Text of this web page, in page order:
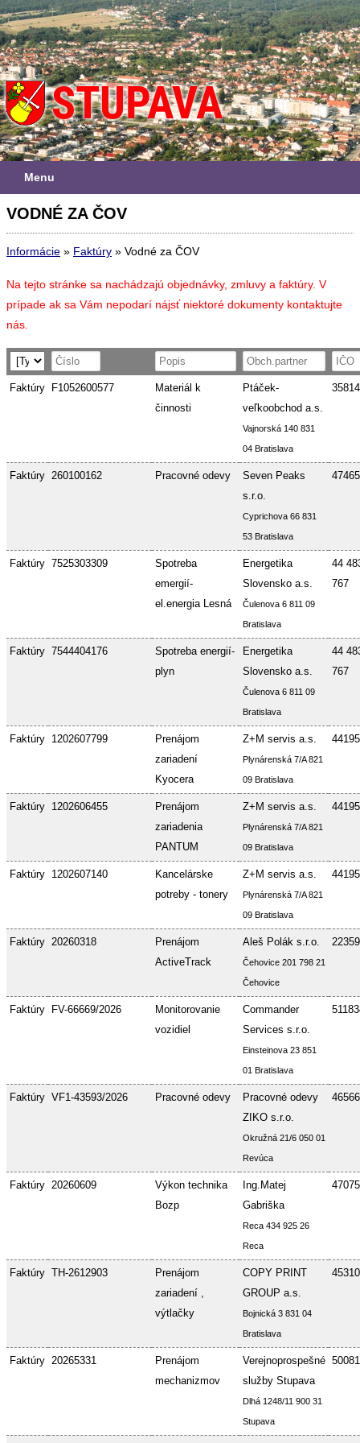
Menu
VODNÉ ZA ČOV
Informácie » Faktúry » Vodné za ČOV
Na tejto stránke sa nachádzajú objednávky, zmluvy a faktúry. V
prípade ak sa Vám nepodarí nájsť niektoré dokumenty kontaktujte
nás.
Faktúry F1052600577
Materiál k
činnosti
Ptáček-
veľkoobchod a.s.
Vajnorská 140 831
04 Bratislava
Faktúry 260100162 Pracovné odevy
Seven Peaks
s.r.o.
Cyprichova 66 831
53 Bratislava
Faktúry 7525303309
Spotreba
emergií-
el.energia Lesná
Energetika
Slovensko a.s.
Čulenova 6 811 09
Bratislava
44
767
Faktúry 7544404176
Spotreba energií-
plyn
Energetika
Slovensko a.s.
Čulenova 6 811 09
Bratislava
44
767
Faktúry 1202607799
Prenájom
zariadení
Kyocera
Z+M servis a.s.
Plynárenská 7/A 821
09 Bratislava
Faktúry 1202606455
Prenájom
zariadenia
PANTUM
Z+M servis a.s.
Plynárenská 7/A 821
09 Bratislava
Faktúry 1202607140
Kancelárske
potreby - tonery
Z+M servis a.s.
Plynárenská 7/A 821
09 Bratislava
Faktúry 20260318
Prenájom
ActiveTrack
Aleš Polák s.r.o.
Čehovice 201 798 21
Čehovice
Faktúry FV-66669/2026
Monitorovanie
vozidiel
Commander
Services s.r.o.
Einsteinova 23 851
01 Bratislava
Faktúry VF1-43593/2026 Pracovné odevy
Pracovné odevy
ZIKO s.r.o.
Okružná 21/6 050 01
Revúca
Faktúry 20260609
Výkon technika
Bozp
Ing.Matej
Gabriška
Reca 434 925 26
Reca
Faktúry TH-2612903
Prenájom
zariadení ,
výtlačky
COPY PRINT
GROUP a.s.
Bojnická 3 831 04
Bratislava
Faktúry 20265331
Prenájom
mechanizmov
Verejnoprospešné
služby Stupava
Dlhá 1248/11 900 31
Stupava